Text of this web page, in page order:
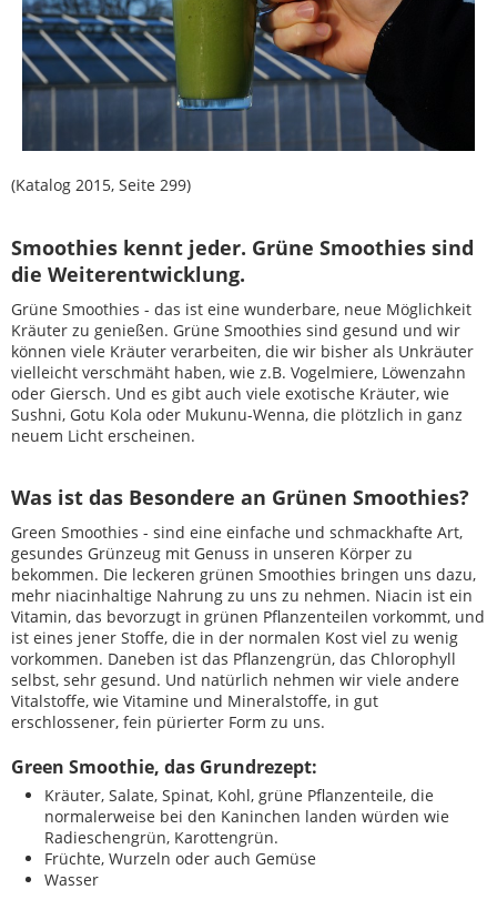
(Katalog 2015, Seite 299)
Smoothies kennt jeder. Grüne Smoothies sind
die Weiterentwicklung.
Grüne Smoothies - das ist eine wunderbare, neue Möglichkeit
Kräuter zu genießen. Grüne Smoothies sind gesund und wir
können viele Kräuter verarbeiten, die wir bisher als Unkräuter
vielleicht verschmäht haben, wie z.B. Vogelmiere, Löwenzahn
oder Giersch. Und es gibt auch viele exotische Kräuter, wie
Sushni, Gotu Kola oder Mukunu-Wenna, die plötzlich in ganz
neuem Licht erscheinen.
Was ist das Besondere an Grünen Smoothies?
Green Smoothies - sind eine einfache und schmackhafte Art,
gesundes Grünzeug mit Genuss in unseren Körper zu
bekommen. Die leckeren grünen Smoothies bringen uns dazu,
mehr niacinhaltige Nahrung zu uns zu nehmen. Niacin ist ein
Vitamin, das bevorzugt in grünen Pflanzenteilen vorkommt, und
ist eines jener Stoffe, die in der normalen Kost viel zu wenig
vorkommen. Daneben ist das Pflanzengrün, das Chlorophyll
selbst, sehr gesund. Und natürlich nehmen wir viele andere
Vitalstoffe, wie Vitamine und Mineralstoffe, in gut
erschlossener, fein pürierter Form zu uns.
Green Smoothie, das Grundrezept:
Kräuter, Salate, Spinat, Kohl, grüne Pflanzenteile, die
normalerweise bei den Kaninchen landen würden wie
Radieschengrün, Karottengrün.
Früchte, Wurzeln oder auch Gemüse
Wasser